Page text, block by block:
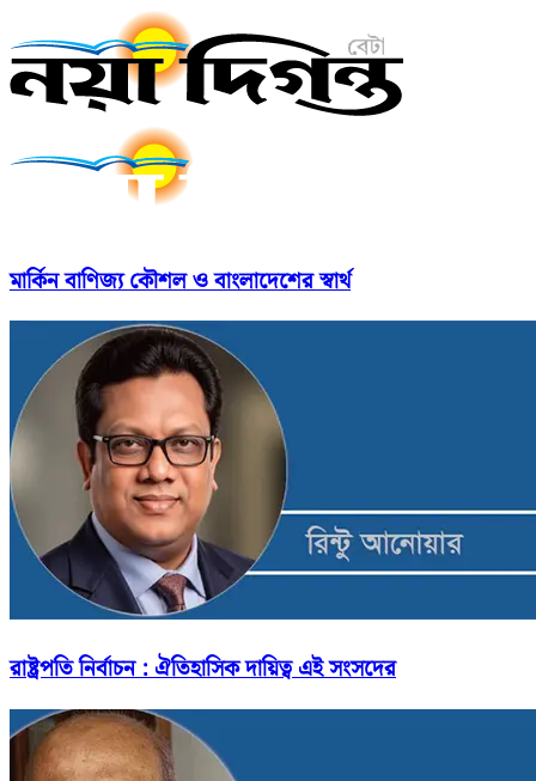
মার্কিন বাণিজ্য কৌশল ও বাংলাদেশের স্বার্থ
রাষ্ট্রপতি নির্বাচন : ঐতিহাসিক দায়িত্ব এই সংসদের